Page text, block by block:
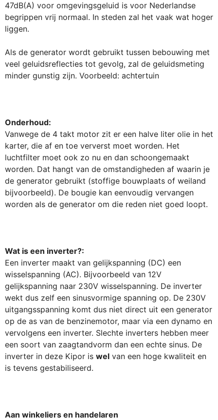
47dB(A) voor omgevingsgeluid is voor Nederlandse
begrippen vrij normaal. In steden zal het vaak wat hoger
liggen.
Als de generator wordt gebruikt tussen bebouwing met
veel geluidsreflecties tot gevolg, zal de geluidsmeting
minder gunstig zijn. Voorbeeld: achtertuin
Onderhoud:
Vanwege de 4 takt motor zit er een halve liter olie in het
karter, die af en toe ververst moet worden. Het
luchtfilter moet ook zo nu en dan schoongemaakt
worden. Dat hangt van de omstandigheden af waarin je
de generator gebruikt (stoffige bouwplaats of weiland
bijvoorbeeld). De bougie kan eenvoudig vervangen
worden als de generator om die reden niet goed loopt.
Wat is een inverter?:
Een inverter maakt van gelijkspanning (DC) een
wisselspanning (AC). Bijvoorbeeld van 12V
gelijkspanning naar 230V wisselspanning. De inverter
wekt dus zelf een sinusvormige spanning op. De 230V
uitgangsspanning komt dus niet direct uit een generator
op de as van de benzinemotor, maar via een dynamo en
vervolgens een inverter. Slechte inverters hebben meer
een soort van zaagtandvorm dan een echte sinus. De
inverter in deze Kipor is wel van een hoge kwaliteit en
is tevens gestabiliseerd.
Aan winkeliers en handelaren